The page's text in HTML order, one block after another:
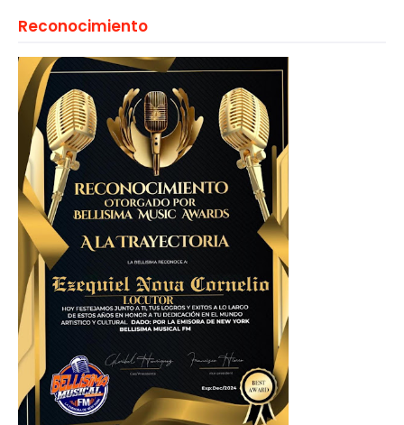
Reconocimiento